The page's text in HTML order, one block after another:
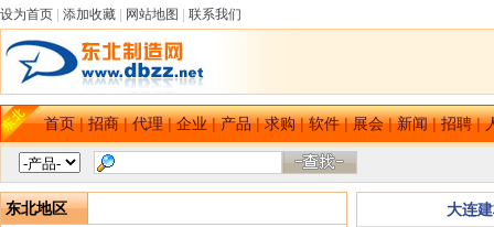
设为首页 添加收藏 网站地图 联系我们
首页|招商|代理|企业|产品|求购|软件|展会|新闻|招聘|
东北地区 大连